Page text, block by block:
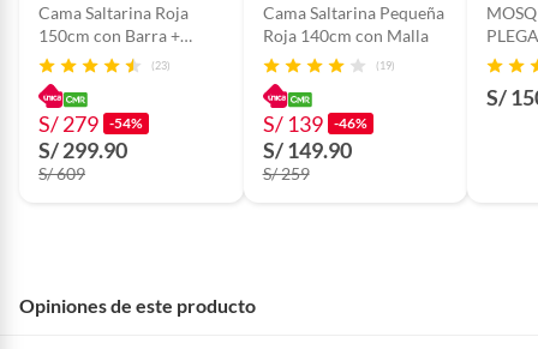
Cama Saltarina Roja
150cm con Barra +
Juguetes
(23)
S/ 279 -54%
S/ 299.90
S/ 609
Cama Saltarina Pequeña
Roja 140cm con Malla
(19)
S/ 139 -46%
S/ 149.90
S/ 259
2
S/
Opiniones de este producto